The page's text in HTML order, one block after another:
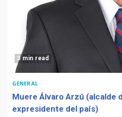
3 min read
GENERAL
Muere Álvaro Arzú (alcalde
expresidente del país)